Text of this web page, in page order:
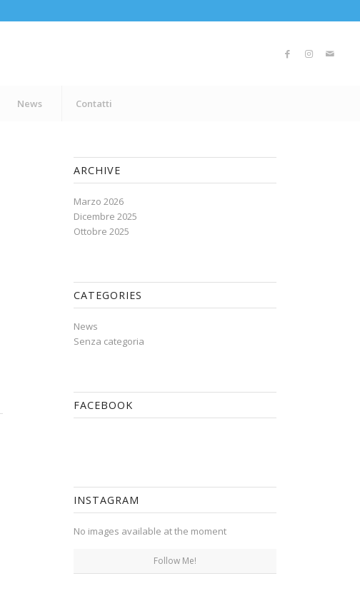
News Contatti
ARCHIVE
Marzo 2026
Dicembre 2025
Ottobre 2025
CATEGORIES
News
Senza categoria
FACEBOOK
INSTAGRAM
No images available at the moment
Follow Me!